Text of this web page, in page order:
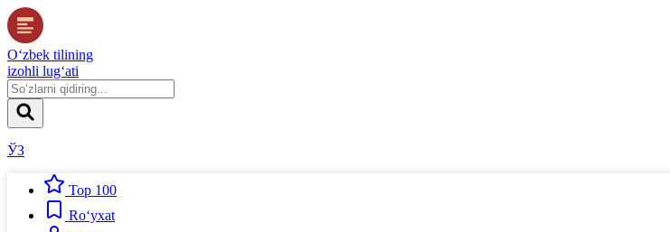
O‘zbek tilining
izohli lug‘ati
ЎЗ
Top 100
Ro‘yxat